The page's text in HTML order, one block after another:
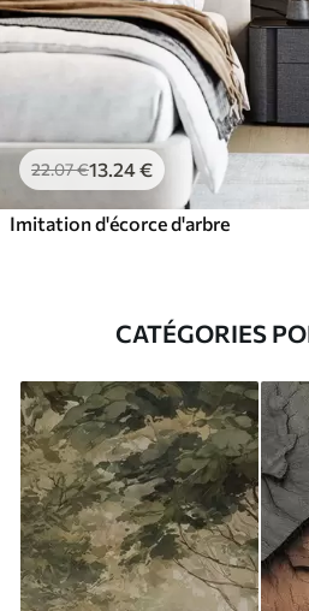
22.07€13 .24€
Imitation d'écorce d'arbre
CATÉGORIES